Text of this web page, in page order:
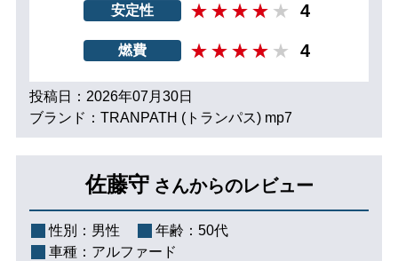
安定性 4
燃費 4
投稿日：2026年07月30日
ブランド：TRANPATH (トランパス) mp7
佐藤守 さんからのレビュー
性別： 男性 年齢： 50代
車種： アルファード